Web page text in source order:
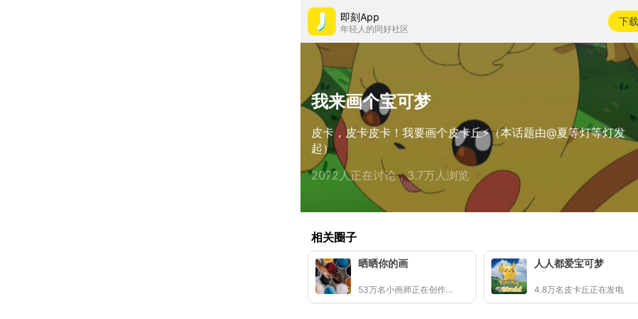
即刻App
年轻人的同好社区
下载
我来画个宝可梦
皮卡，皮卡皮卡！我要画个皮卡丘⚡️（本话题由@夏等灯等灯发
起）
2072人正在讨论，3.7万人浏览
相关圈子
晒晒你的画
53万名小画师正在创作👩🏻‍🎨
人人都爱宝可梦
4.8万名皮卡丘正在发电